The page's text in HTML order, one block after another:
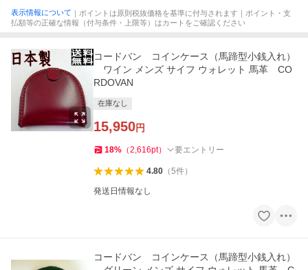
表示情報について ｜ポイントは原則税抜価格を基準に付与されます｜ポイント・支
払額等の正確な情報（付与条件・上限等）はカートをご確認ください
コードバン コインケース（馬蹄型小銭入れ）
ワイン メンズ サイフ ウォレット 馬革 CO
RDOVAN
在庫なし
15,950円
18% （2,616pt） 要エントリー
4.80（5件）
発送日情報なし
コードバン コインケース（馬蹄型小銭入れ）